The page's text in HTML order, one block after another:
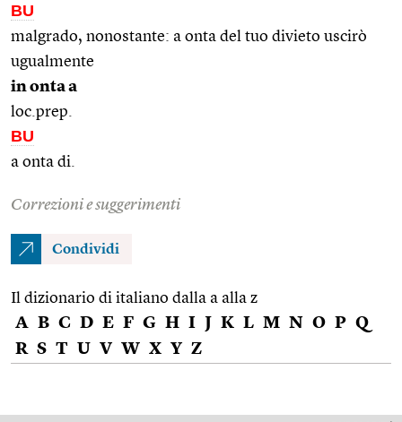
BU
malgrado, nonostante: a onta del tuo divieto uscirò
ugualmente
in onta a
loc.prep.
BU
a onta di.
Correzioni e suggerimenti
Condividi
Il dizionario di italiano dalla a alla z
A B C D E F G H I J K L M N O P Q
R S T U V W X Y Z